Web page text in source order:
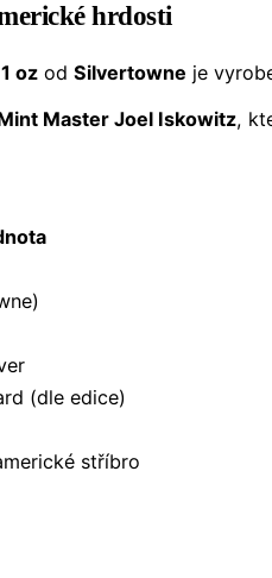
hrdosti
1 oz od Silvertowne je
Master Joel Iskowitz,
(dle edice)
stříbro